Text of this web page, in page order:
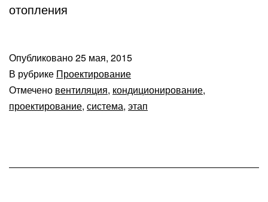
отопления
Опубликовано25 мая, 2015
В рубрике Проектирование
Отмечено вентиляция, кондиционирование,
проектирование, система, этап